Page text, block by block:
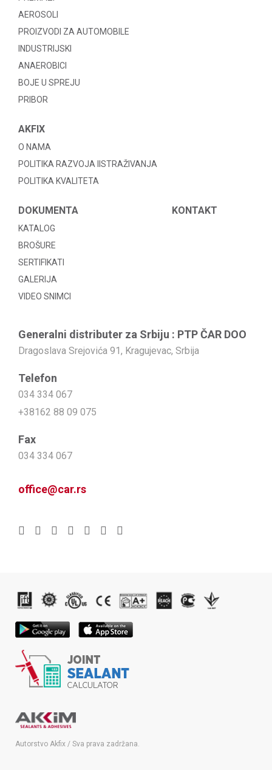
AEROSOLI
PROIZVODI ZA AUTOMOBILE
INDUSTRIJSKI
ANAEROBICI
BOJE U SPREJU
PRIBOR
AKFIX
O NAMA
POLITIKA RAZVOJA IISTRAŽIVANJA
POLITIKA KVALITETA
DOKUMENTA
KATALOG
BROŠURE
SERTIFIKATI
GALERIJA
VIDEO SNIMCI
KONTAKT
Generalni distributer za Srbiju : PTP ČAR DOO
Dragoslava Srejovića 91, Kragujevac, Srbija
Telefon
034 334 067
+38162 88 09 075
Fax
034 334 067
office@car.rs
Autorstvo Akfix / Sva prava zadržana.